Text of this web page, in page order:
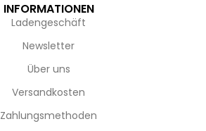
INFORMATIONEN
Ladengeschäft
Newsletter
Über uns
Versandkosten
Zahlungsmethoden